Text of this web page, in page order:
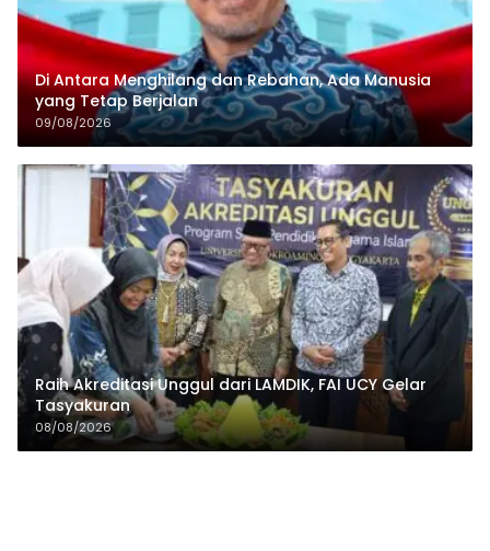
Di Antara Menghilang dan Rebahan, Ada Manusia
yang Tetap Berjalan
09/08/2026
Raih Akreditasi Unggul dari LAMDIK, FAI UCY Gelar
Tasyakuran
08/08/2026